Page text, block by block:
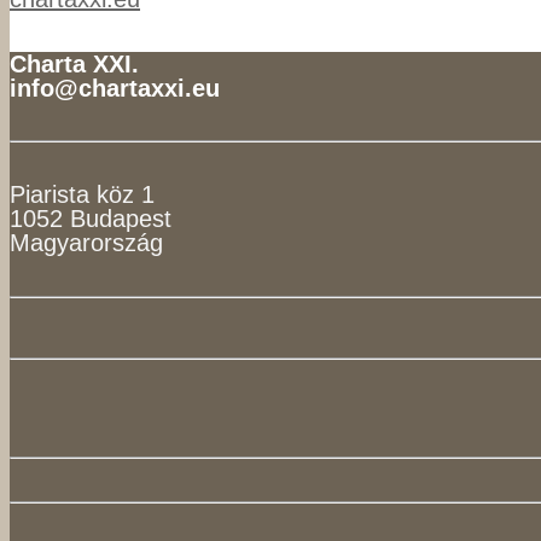
Charta XXI.
info@chartaxxi.eu
Piarista köz 1
1052 Budapest
Magyarország